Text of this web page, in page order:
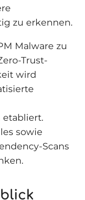
zu erkennen.
Malware zu
Trust-
wird
etabliert.
sowie
Scans